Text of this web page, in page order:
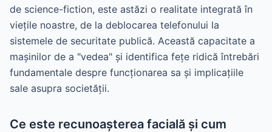
de science-fiction, este astăzi o realitate integrată în
viețile noastre, de la deblocarea telefonului la
sistemele de securitate publică. Această capacitate a
mașinilor de a "vedea" și identifica fețe ridică întrebări
fundamentale despre funcționarea sa și implicațiile
sale asupra societății.
Ce este recunoașterea facială și cum